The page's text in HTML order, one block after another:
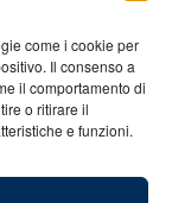
come i cookie per
Il consenso a
il comportamento di
o ritirare il
e funzioni.